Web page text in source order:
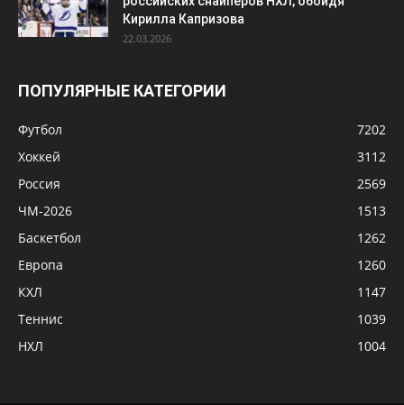
Кирилла Капризова
22.03.2026
ПОПУЛЯРНЫЕ КАТЕГОРИИ
Футбол
7202
Хоккей
3112
Россия
2569
ЧМ-2026
1513
Баскетбол
1262
Европа
1260
КХЛ
1147
Теннис
1039
НХЛ
1004